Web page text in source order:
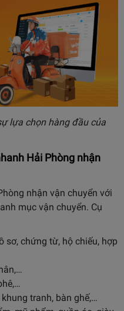
lựa chọn hàng đầu của
Hải Phòng nhận
nhận vận chuyển với
mục vận chuyển. Cụ
sơ, chứng từ, hộ chiếu, hợp
tranh, bàn ghế,…